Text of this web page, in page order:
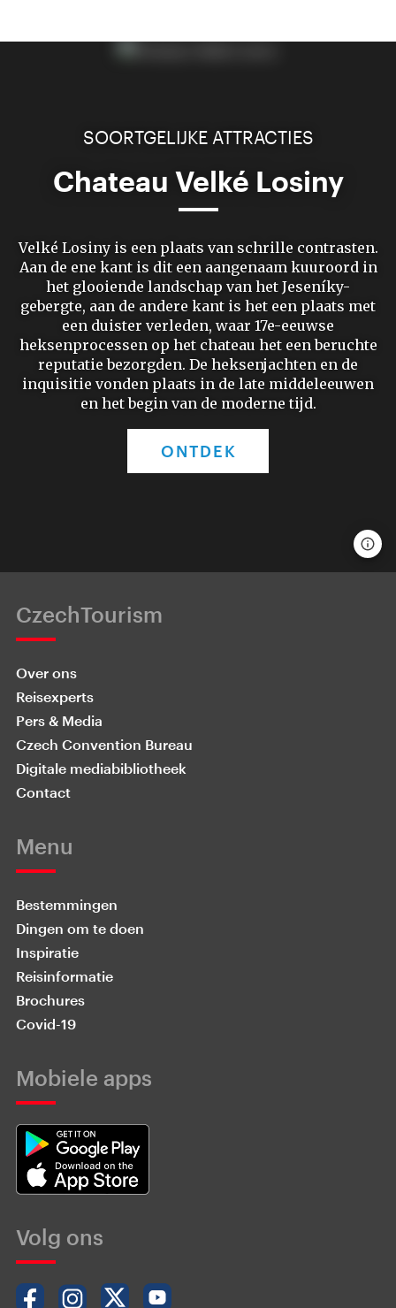
SOORTGELIJKE ATTRACTIES
Chateau Velké Losiny
Velké Losiny is een plaats van schrille contrasten.
Aan de ene kant is dit een aangenaam kuuroord in
het glooiende landschap van het Jeseníky-
gebergte, aan de andere kant is het een plaats met
een duister verleden, waar 17e-eeuwse
heksenprocessen op het chateau het een beruchte
reputatie bezorgden. De heksenjachten en de
inquisitie vonden plaats in de late middeleeuwen
en het begin van de moderne tijd.
ONTDEK
CzechTourism
Over ons
Reisexperts
Pers & Media
Czech Convention Bureau
Digitale mediabibliotheek
Contact
Menu
Bestemmingen
Dingen om te doen
Inspiratie
Reisinformatie
Brochures
Covid-19
Mobiele apps
Volg ons